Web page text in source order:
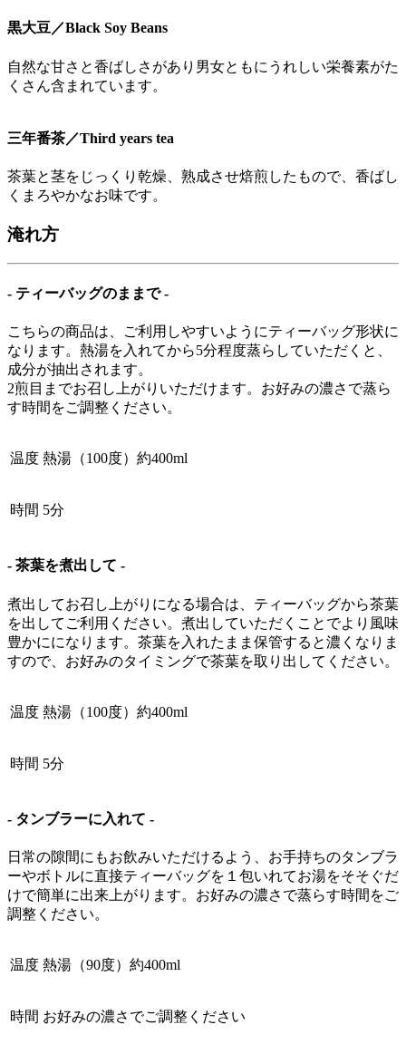
黒大豆／Black Soy Beans
自然な甘さと香ばしさがあり男女ともにうれしい栄養素がた
くさん含まれています。
三年番茶／Third years tea
茶葉と茎をじっくり乾燥、熟成させ焙煎したもので、香ばし
くまろやかなお味です。
淹れ方
- ティーバッグのままで -
こちらの商品は、ご利用しやすいようにティーバッグ形状に
なります。熱湯を入れてから5分程度蒸らしていただくと、
成分が抽出されます。
2煎目までお召し上がりいただけます。お好みの濃さで蒸ら
す時間をご調整ください。
温度 熱湯（100度）約400ml
時間 5分
- 茶葉を煮出して -
煮出してお召し上がりになる場合は、ティーバッグから茶葉
を出してご利用ください。煮出していただくことでより風味
豊かにになります。茶葉を入れたまま保管すると濃くなりま
すので、お好みのタイミングで茶葉を取り出してください。
温度 熱湯（100度）約400ml
時間 5分
- タンブラーに入れて -
日常の隙間にもお飲みいただけるよう、お手持ちのタンブラ
ーやボトルに直接ティーバッグを１包いれてお湯をそそぐだ
けで簡単に出来上がります。お好みの濃さで蒸らす時間をご
調整ください。
温度 熱湯（90度）約400ml
時間 お好みの濃さでご調整ください